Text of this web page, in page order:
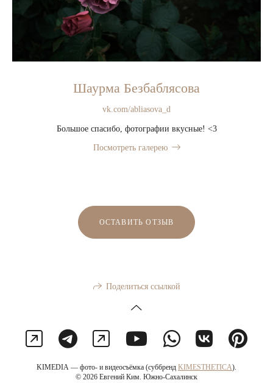
Шаурма Безбаблясова
vk.com/abliasova_d
Большое спасибо, фотографии вкусные! <3
Посмотреть галерею
ОСТАВИТЬ ОТЗЫВ
Поделиться ссылкой
KIMEDIA — фото- и видеосъёмка (суббренд KIMESTHETICA).
© 2026 Евгений Ким. Южно-Сахалинск